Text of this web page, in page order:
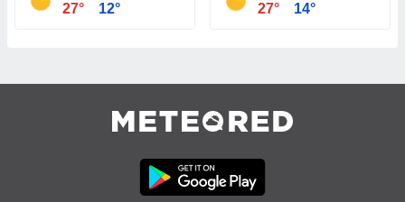
27° 12° 27° 14°